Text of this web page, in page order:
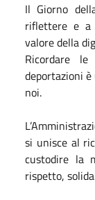
Il Giorno
riflettere e a
valore della
Ricordare
deportazioni
noi.
si unisce al
custodire la
rispetto,